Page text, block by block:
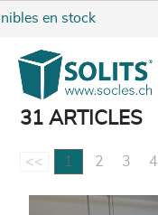
stock
31 ARTICLES
<< 1 2 3 4